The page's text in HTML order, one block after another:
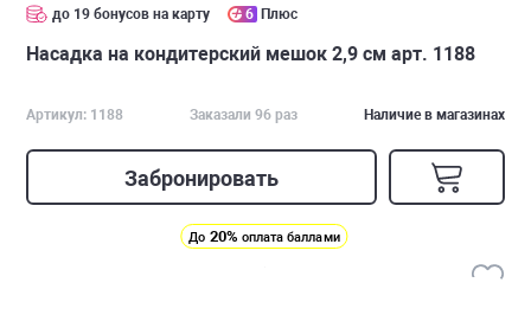
до 19 бонусов на карту 6 Плюс
Насадка на кондитерский мешок 2,9 см арт. 1188
Артикул: 1188 Заказали 96 раз Наличие в магазинах
Забронировать
До 20% оплата баллами